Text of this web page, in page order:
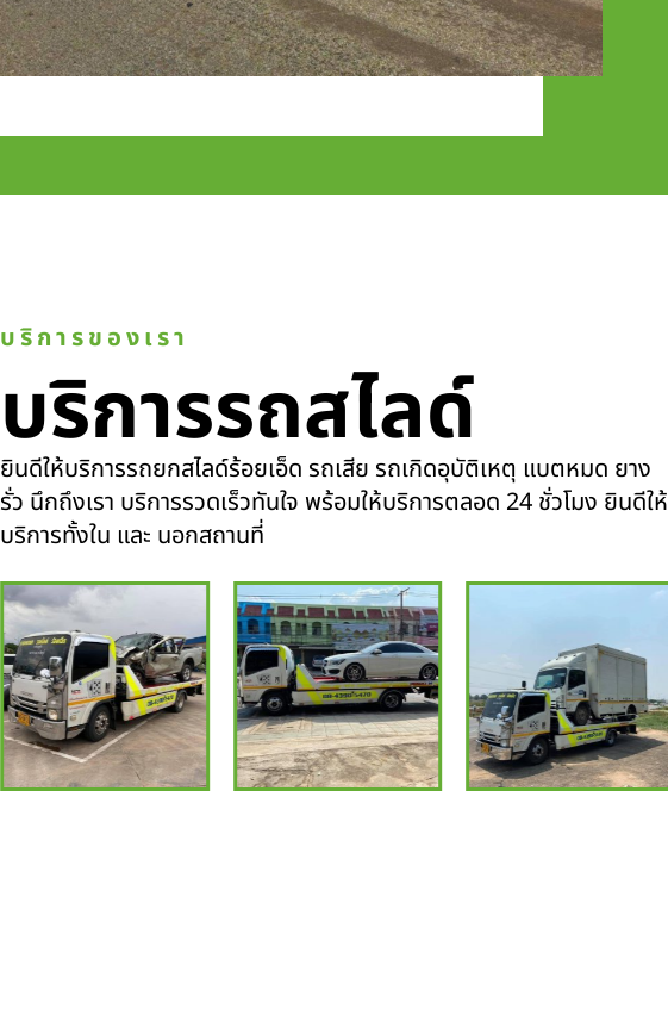
บริการของเรา
บริการรถสไลด์
ยินดีให้บริการรถยกสไลด์ร้อยเอ็ด รถเสีย รถเกิดอุบัติเหตุ แบตหมด ยาง
รั่ว นึกถึงเรา บริการรวดเร็วทันใจ พร้อมให้บริการตลอด 24 ชั่วโมง ยินดีให้
บริการทั้งใน และ นอกสถานที่